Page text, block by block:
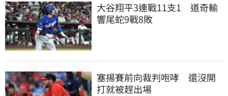
大谷翔平3連戰11支1　道奇輸
響尾蛇9戰8敗
塞揚賽前向裁判咆哮　還沒開
打就被趕出場